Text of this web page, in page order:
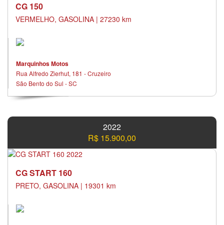
CG 150
VERMELHO, GASOLINA | 27230 km
Marquinhos Motos
Rua Alfredo Zierhut, 181 - Cruzeiro
São Bento do Sul - SC
2022
R$ 15.900,00
CG START 160
PRETO, GASOLINA | 19301 km